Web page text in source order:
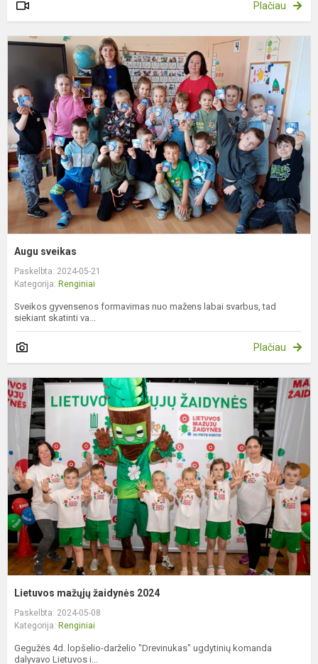
Plačiau
Augu sveikas
Paskelbta: 2024-05-21
Kategorija: Renginiai
Sveikos gyvensenos formavimas nuo mažens labai svarbus, tad
siekiant skatinti va...
Plačiau
Lietuvos mažųjų žaidynės 2024
Paskelbta: 2024-05-08
Kategorija: Renginiai
Gegužės 4d. lopšelio-darželio "Drevinukas" ugdytinių komanda
dalyvavo Lietuvos i...